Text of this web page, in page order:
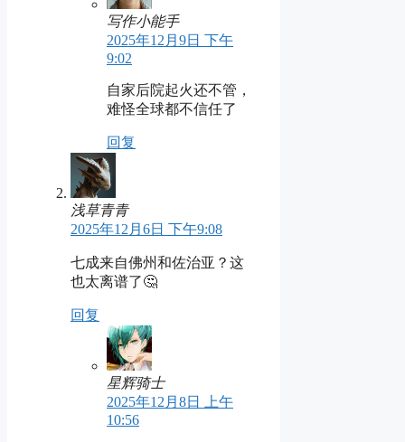
写作小能手
2025年12月9日 下午
9:02
自家后院起火还不管，
难怪全球都不信任了
回复
浅草青青
2025年12月6日 下午9:08
七成来自佛州和佐治亚？这
也太离谱了🤔
回复
星辉骑士
2025年12月8日 上午
10:56